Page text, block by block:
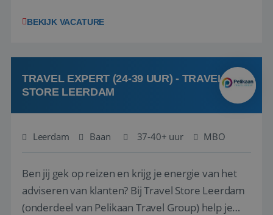
(onderdeel van Pelikaan Travel Group) zoeken
team het reisbureau verder...
BEKIJK VACATURE
TRAVEL EXPERT (24-39 UUR) - TRAVEL
STORE LEERDAM
Leerdam Baan 37-40+ uur MBO
Ben jij gek op reizen en krijg je energie van het
adviseren van klanten? Bij Travel Store Leerdam
(onderdeel van Pelikaan Travel Group) help je